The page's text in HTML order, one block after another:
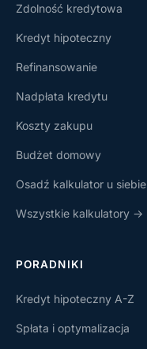
Zdolność kredytowa
Kredyt hipoteczny
Refinansowanie
Nadpłata kredytu
Koszty zakupu
Budżet domowy
Osadź kalkulator u siebie
Wszystkie kalkulatory →
PORADNIKI
Kredyt hipoteczny A-Z
Spłata i optymalizacja